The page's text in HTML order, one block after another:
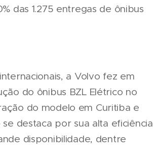
das 1.275 entregas de ônibus
a Volvo fez em
do ônibus BZL Elétrico no
do modelo em Curitiba e
destaca por sua alta eficiência
disponibilidade, dentre